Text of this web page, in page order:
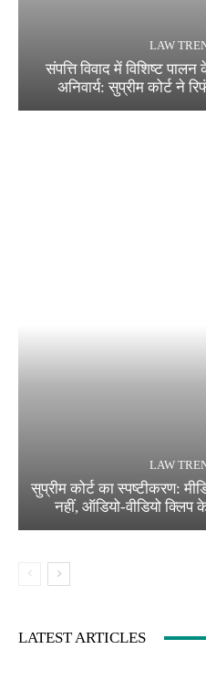
LAW
संपत्ति विवाद में विशिष्ट
अनिवार्य: सुप्रीम कोर्ट ने
LAW
सुप्रीम कोर्ट का स्पष्टीकरण:
नहीं, ऑडियो-वीडियो क्लिप
LATEST ARTICLES